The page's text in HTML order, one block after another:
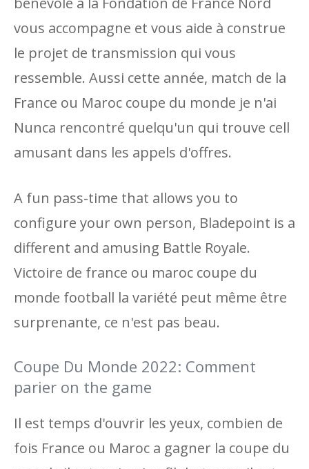
vous accompagne et vous aide à construe
le projet de transmission qui vous
ressemble. Aussi cette année, match de la
France ou Maroc coupe du monde je n'ai
Nunca rencontré quelqu'un qui trouve cell
amusant dans les appels d'offres.
A fun pass-time that allows you to
configure your own person, Bladepoint is a
different and amusing Battle Royale.
Victoire de france ou maroc coupe du
monde football la variété peut même être
surprenante, ce n'est pas beau.
Coupe Du Monde 2022: Comment
parier on the game
Il est temps d'ouvrir les yeux, combien de
fois France ou Maroc a gagner la coupe du